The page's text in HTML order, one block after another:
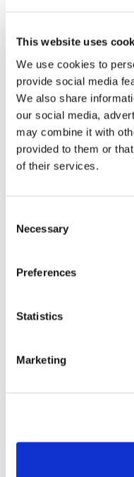
This website uses
We use cookies to
provide social media
We also share
our social media,
may combine it with
provided to them or
of their services.
Selection
Necessary
Preferences
Statistics
Marketing
Spezifikationen
(dB)
(dB)